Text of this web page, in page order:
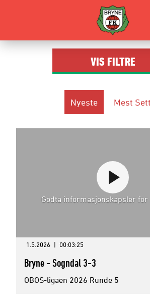
Nyeste Mest
Godta informasjonskapsler for
1.5.2026 | 00:03:25
Bryne - Sogndal 3-3
OBOS-ligaen 2026 Runde 5
VISFILTRE